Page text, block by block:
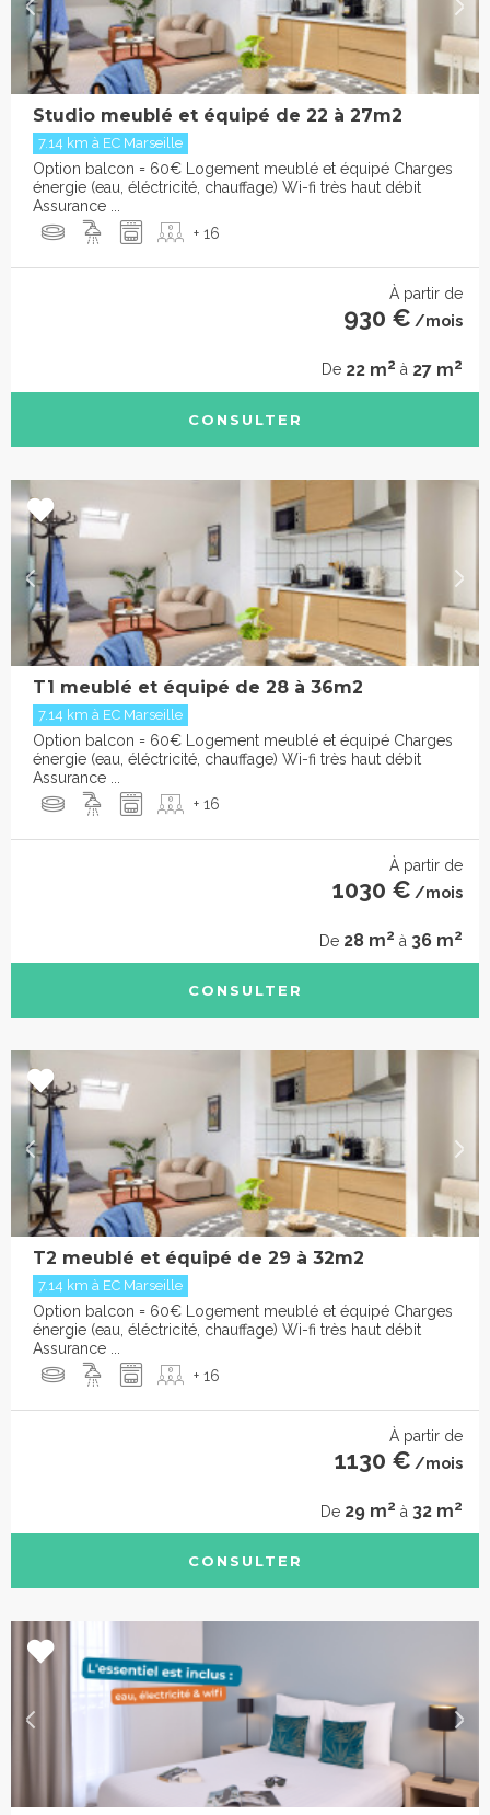
Studio meublé et équipé de 22 à 27m2
7.14 km à EC Marseille
Option balcon = 60€ Logement meublé et équipé Charges
énergie (eau, éléctricité, chauffage) Wi-fi très haut débit
Assurance ...
+ 16
À partir de
930 € /mois
De 22 m2 à 27 m2
CONSULTER
T1 meublé et équipé de 28 à 36m2
7.14 km à EC Marseille
Option balcon = 60€ Logement meublé et équipé Charges
énergie (eau, éléctricité, chauffage) Wi-fi très haut débit
Assurance ...
+ 16
À partir de
1030 € /mois
De 28 m2 à 36 m2
CONSULTER
T2 meublé et équipé de 29 à 32m2
7.14 km à EC Marseille
Option balcon = 60€ Logement meublé et équipé Charges
énergie (eau, éléctricité, chauffage) Wi-fi très haut débit
Assurance ...
+ 16
À partir de
1130 € /mois
De 29 m2 à 32 m2
CONSULTER